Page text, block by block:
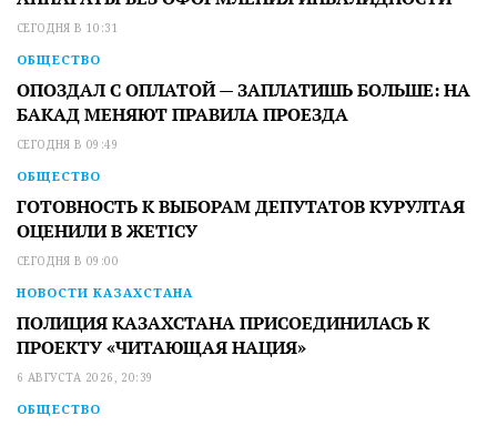
СЕГОДНЯ В 10:31
ОБЩЕСТВО
ОПОЗДАЛ С ОПЛАТОЙ — ЗАПЛАТИШЬ БОЛЬШЕ: НА
БАКАД МЕНЯЮТ ПРАВИЛА ПРОЕЗДА
СЕГОДНЯ В 09:49
ОБЩЕСТВО
ГОТОВНОСТЬ К ВЫБОРАМ ДЕПУТАТОВ КУРУЛТАЯ
ОЦЕНИЛИ В ЖЕТІСУ
СЕГОДНЯ В 09:00
НОВОСТИ КАЗАХСТАНА
ПОЛИЦИЯ КАЗАХСТАНА ПРИСОЕДИНИЛАСЬ К
ПРОЕКТУ «ЧИТАЮЩАЯ НАЦИЯ»
6 АВГУСТА 2026, 20:39
ОБЩЕСТВО